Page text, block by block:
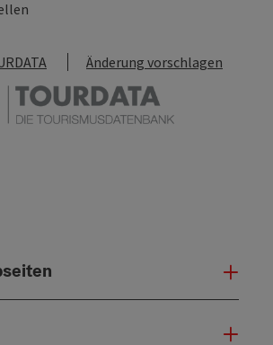
Änderung vorschlagen